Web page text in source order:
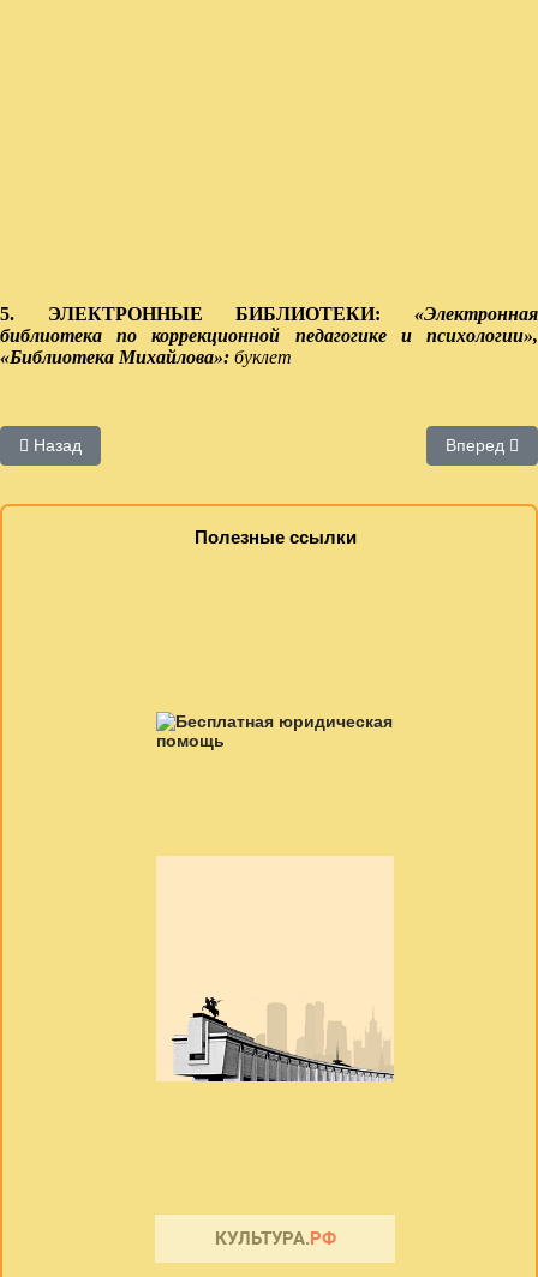
5. ЭЛЕКТРОННЫЕ БИБЛИОТЕКИ: «Электронная
библиотека по коррекционной педагогике и психологии»,
«Библиотека Михайлова»: буклет
Предыдущий: Православное направление
Назад Вперед
Полезные ссылки